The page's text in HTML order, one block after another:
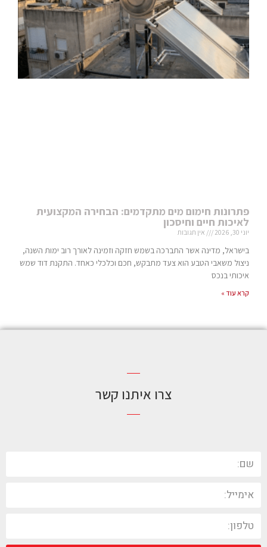
פתרונות חימום מים מתקדמים: הבחירה המקצועית
לאיכות חיים וחיסכון
יוני 30, 2026 אין תגובות
בישראל, מדינה אשר התברכה בשמש חזקה וזמינה לאורך רוב ימות השנה,
ניצול משאבי הטבע הוא צעד מתבקש, חכם וכלכלי כאחד. התקנת דוד שמש
איכותי בנכס
קרא עוד »
צרו איתנו קשר